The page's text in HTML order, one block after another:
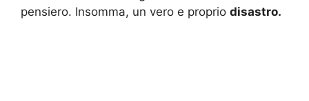
pensiero. Insomma, un vero e proprio disastro.